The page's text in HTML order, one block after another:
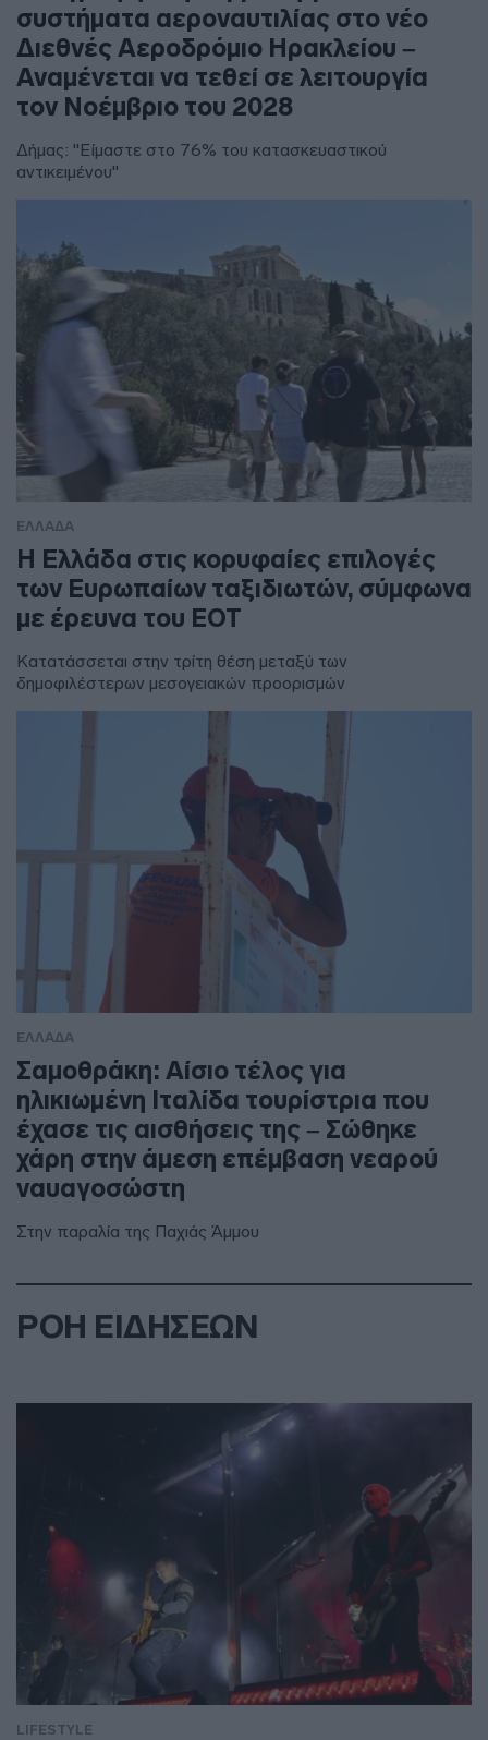
συστήματα αεροναυτιλίας στο νέο
Διεθνές Αεροδρόμιο Ηρακλείου –
Αναμένεται να τεθεί σε λειτουργία
τον Νοέμβριο του 2028
Δήμας: "Είμαστε στο 76% του κατασκευαστικού
αντικειμένου"
ΕΛΛΑΔΑ
Η Ελλάδα στις κορυφαίες επιλογές
των Ευρωπαίων ταξιδιωτών, σύμφωνα
με έρευνα του ΕΟΤ
Κατατάσσεται στην τρίτη θέση μεταξύ των
δημοφιλέστερων μεσογειακών προορισμών
ΕΛΛΑΔΑ
Σαμοθράκη: Αίσιο τέλος για
ηλικιωμένη Ιταλίδα τουρίστρια που
έχασε τις αισθήσεις της – Σώθηκε
χάρη στην άμεση επέμβαση νεαρού
ναυαγοσώστη
Στην παραλία της Παχιάς Άμμου
ΡΟΗ ΕΙΔΗΣΕΩΝ
LIFESTYLE